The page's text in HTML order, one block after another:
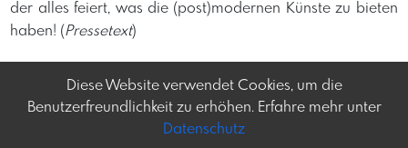
der alles feiert, was die (post)modernen Künste zu bieten
haben! (Pressetext)
Diese Website verwendet Cookies, um die
Benutzerfreundlichkeit zu erhöhen. Erfahre mehr unter
Datenschutz